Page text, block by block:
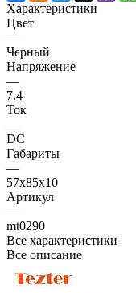
Характеристики
Цвет
—
Черный
Напряжение
—
7.4
Ток
—
DC
Габариты
—
57x85x10
Артикул
—
mt0290
Все характеристики
Все описание